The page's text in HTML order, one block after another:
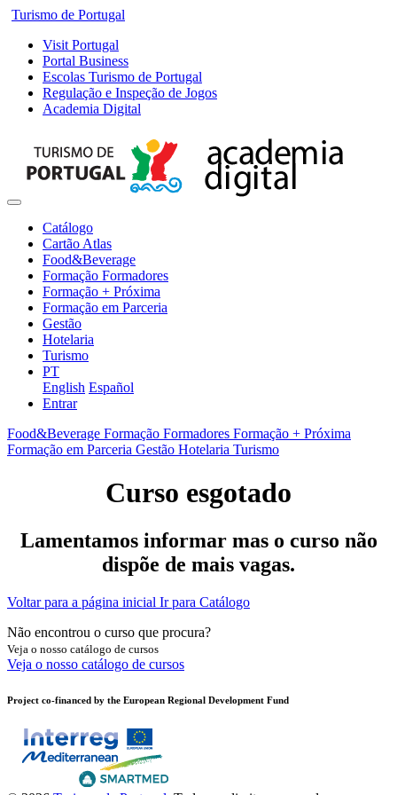
Turismo de Portugal
Visit Portugal
Portal Business
Escolas Turismo de Portugal
Regulação e Inspeção de Jogos
Academia Digital
Catálogo
Cartão Atlas
Food&Beverage
Formação Formadores
Formação + Próxima
Formação em Parceria
Gestão
Hotelaria
Turismo
PT
English Español
Entrar
Food&Beverage Formação Formadores Formação + Próxima
Formação em Parceria Gestão Hotelaria Turismo
Curso esgotado
Lamentamos informar mas o curso não
dispõe de mais vagas.
Voltar para a página inicial Ir para Catálogo
Não encontrou o curso que procura?
Veja o nosso catálogo de cursos
Veja o nosso catálogo de cursos
Project co-financed by the European Regional Development Fund